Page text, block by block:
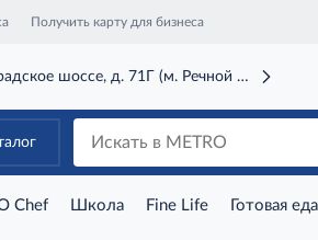
Получить карту для бизнеса
шоссе, д. 71Г (м. Речной вокзал)
Chef Школа Fine Life Готовая еда